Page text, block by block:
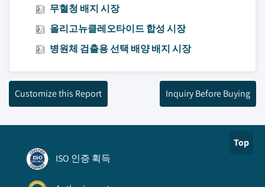
무혈청 배지 시장
올리고뉴클레오타이드 합성 시장
병원체 검출용 선택 배양 배지 시장
Customize this Report Inquiry Before Buying
Top
ISO 인증 획득